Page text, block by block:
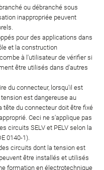
ou débranché sous
inappropriée peuvent
pour des applications dans
et la construction
à l'utilisateur de vérifier si
être utilisés dans d'autres
du connecteur, lorsqu'il est
est dangereuse au
tête du connecteur doit être fixé
Ceci ne s'applique pas
circuits SELV et PELV selon la
0140-1).
circuits dont la tension est
être installés et utilisés
formation en électrotechnique